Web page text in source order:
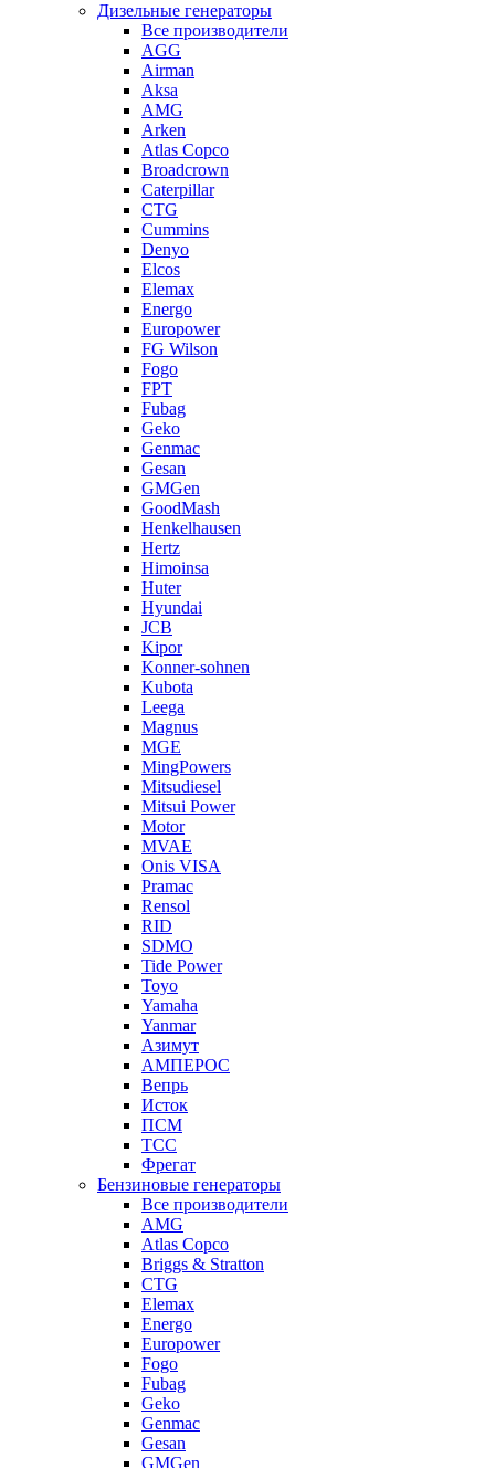
Дизельные генераторы
Все производители
AGG
Airman
Aksa
AMG
Arken
Atlas Copco
Broadcrown
Caterpillar
CTG
Cummins
Denyo
Elcos
Elemax
Energo
Europower
FG Wilson
Fogo
FPT
Fubag
Geko
Genmac
Gesan
GMGen
GoodMash
Henkelhausen
Hertz
Himoinsa
Huter
Hyundai
JCB
Kipor
Konner-sohnen
Kubota
Leega
Magnus
MGE
MingPowers
Mitsudiesel
Mitsui Power
Motor
MVAE
Onis VISA
Pramac
Rensol
RID
SDMO
Tide Power
Toyo
Yamaha
Yanmar
Азимут
АМПЕРОС
Вепрь
Исток
ПСМ
ТСС
Фрегат
Бензиновые генераторы
Все производители
AMG
Atlas Copco
Briggs & Stratton
CTG
Elemax
Energo
Europower
Fogo
Fubag
Geko
Genmac
Gesan
GMGen